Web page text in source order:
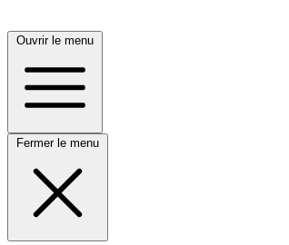
Ouvrir le menu
Fermer le menu